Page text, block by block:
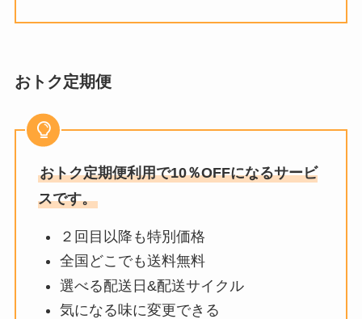
おトク定期便
おトク定期便利用で10％OFFになるサービ
スです。
２回目以降も特別価格
全国どこでも送料無料
選べる配送日&配送サイクル
気になる味に変更できる